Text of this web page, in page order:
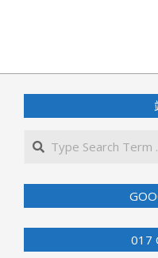
04-
03
017